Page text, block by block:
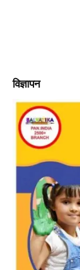
विज्ञापन